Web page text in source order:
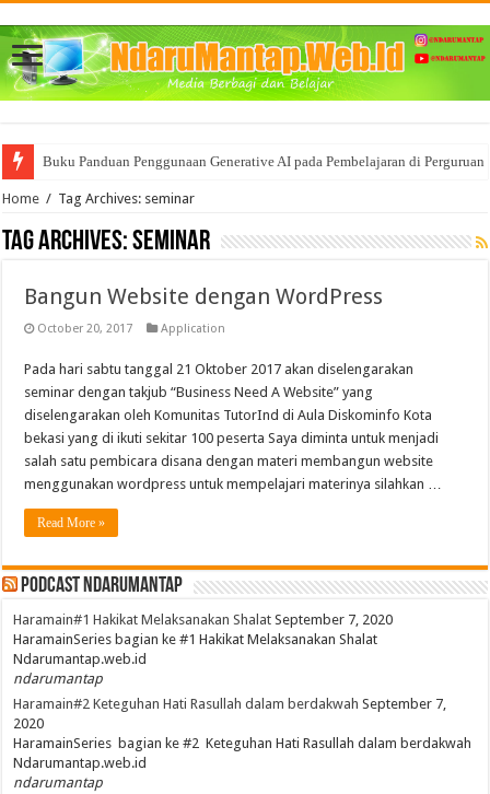
Buku Panduan Penggunaan Generative AI pada Pembelajaran di
Mencoba memahami BigData dan segala Manfaat nya bagi Bisnis
Home / Tag Archives: seminar
Tag Archives:seminar
Bangun Website dengan WordPress
October 20, 2017 Application
Pada hari sabtu tanggal 21 Oktober 2017 akan diselengarakan
seminar dengan takjub “Business Need A Website” yang
diselengarakan oleh Komunitas TutorInd di Aula Diskominfo Kota
bekasi yang di ikuti sekitar 100 peserta Saya diminta untuk menjadi
salah satu pembicara disana dengan materi membangun website
menggunakan wordpress untuk mempelajari materinya silahkan …
Read More »
PodCast NdaruMantap
Haramain#1 Hakikat Melaksanakan Shalat September 7, 2020
HaramainSeries bagian ke #1 Hakikat Melaksanakan Shalat
Ndarumantap.web.id
ndarumantap
Haramain#2 Keteguhan Hati Rasullah dalam berdakwah September 7,
2020
HaramainSeries bagian ke #2 Keteguhan Hati Rasullah dalam berdakwah
Ndarumantap.web.id
ndarumantap